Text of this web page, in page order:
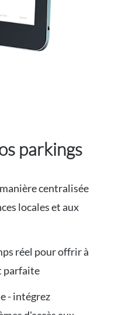
parkings
centralisée
locales et aux
réel pour offrir à
parfaite
- intégrez